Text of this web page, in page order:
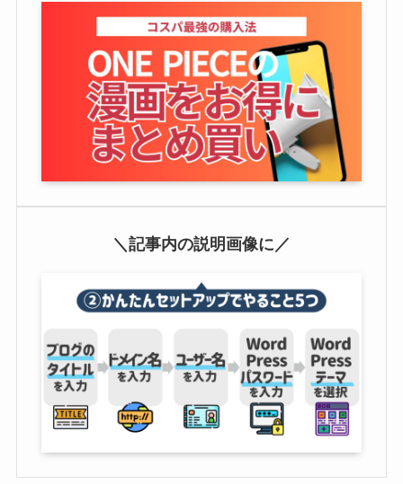
＼記事内の説明画像に／